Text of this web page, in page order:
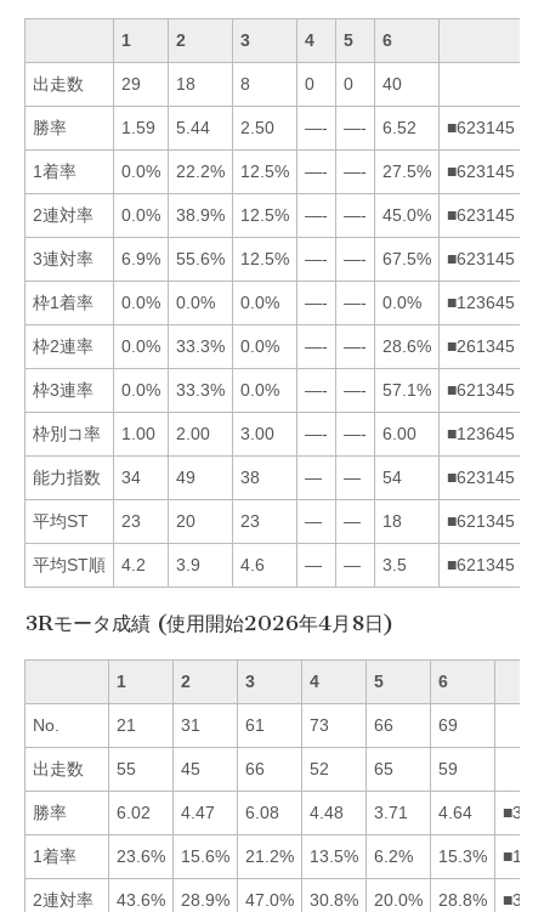
1 2 3 4 5 6
出走数 29 18 8 0 0 40
勝率 1.59 5.44 2.50 —- —- 6.52 ■623145
1着率 0.0% 22.2% 12.5% —- —- 27.5% ■623145
2連対率 0.0% 38.9% 12.5% —- —- 45.0% ■623145
3連対率 6.9% 55.6% 12.5% —- —- 67.5% ■623145
枠1着率 0.0% 0.0% 0.0% —- —- 0.0% ■123645
枠2連率 0.0% 33.3% 0.0% —- —- 28.6% ■261345
枠3連率 0.0% 33.3% 0.0% —- —- 57.1% ■621345
枠別コ率 1.00 2.00 3.00 —- —- 6.00 ■123645
能力指数 34 49 38 — — 54 ■623145
平均ST 23 20 23 — — 18 ■621345
平均ST順 4.2 3.9 4.6 — — 3.5 ■621345
3Rモータ成績 (使用開始2026年4月8日)
1 2 3 4 5 6
No. 21 31 61 73 66 69
出走数 55 45 66 52 65 59
勝率 6.02 4.47 6.08 4.48 3.71 4.64
1着率 23.6% 15.6% 21.2% 13.5% 6.2% 15.3%
2連対率 43.6% 28.9% 47.0% 30.8% 20.0% 28.8%